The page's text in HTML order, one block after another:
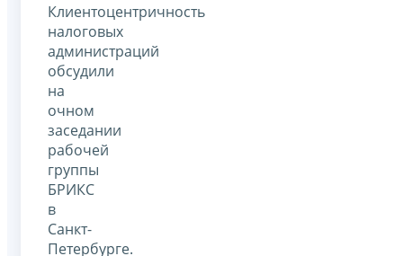
Клиентоцентричность
налоговых
администраций
обсудили
на
очном
заседании
рабочей
группы
БРИКС
в
Санкт-
Петербурге.